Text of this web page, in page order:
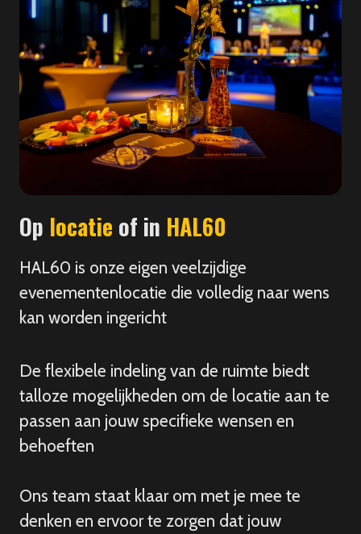
Op locatie of in HAL60
HAL60 is onze eigen veelzijdige
evenementenlocatie die volledig naar wens
kan worden ingericht
De flexibele indeling van de ruimte biedt
talloze mogelijkheden om de locatie aan te
passen aan jouw specifieke wensen en
behoeften
Ons team staat klaar om met je mee te
denken en ervoor te zorgen dat jouw